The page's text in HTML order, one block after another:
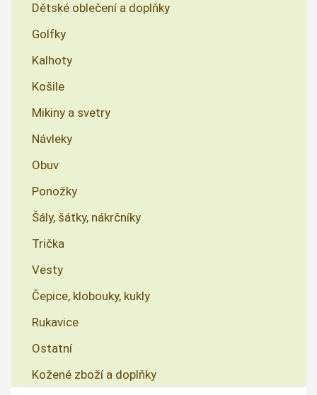
Dětské oblečení a doplňky
Golfky
Kalhoty
Košile
Mikiny a svetry
Návleky
Obuv
Ponožky
Šály, šátky, nákrčníky
Trička
Vesty
Čepice, klobouky, kukly
Rukavice
Ostatní
Kožené zboží a doplňky